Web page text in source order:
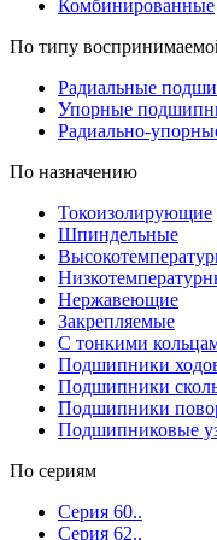
Комбинированные
По типу
Радиальные
Упорные
Радиально-
По назначению
Токоизолирующие
Шпиндельные
Нержавеющие
Закрепляемые
С тонкими
Подшипники
Подшипники
Подшипники
Подшипниковые
По сериям
Серия 60..
Серия 62..